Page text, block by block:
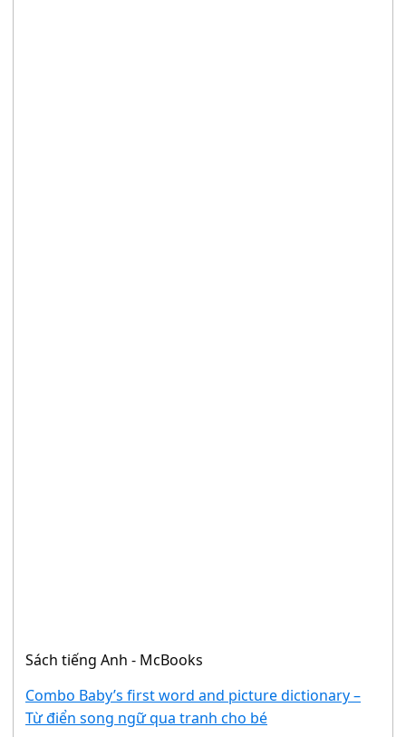
Sách tiếng Anh - McBooks
Combo Baby’s first word and picture dictionary –
Từ điển song ngữ qua tranh cho bé